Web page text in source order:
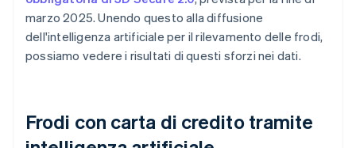
marzo 2025. Unendo questo alla diffusione
dell'intelligenza artificiale per il rilevamento delle frodi,
possiamo vedere i risultati di questi sforzi nei dati.
Frodi con carta di credito tramite